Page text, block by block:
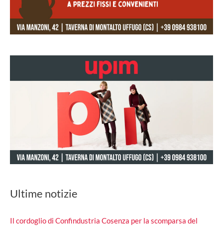
Ultime notizie
Il cordoglio di Confindustria Cosenza per la scomparsa del